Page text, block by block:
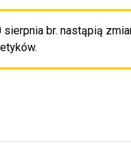
sierpnia br. nastąpią